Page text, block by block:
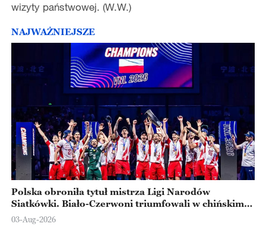
wizyty państwowej. (W.W.)
NAJWAŻNIEJSZE
Polska obroniła tytuł mistrza Ligi Narodów
Siatkówki. Biało-Czerwoni triumfowali w chińskim
Ningbo
03-Aug-2026